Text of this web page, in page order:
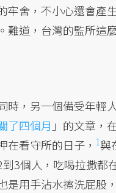
牢舍，不小心還會產
難道，台灣的監所這
時，另一個備受年輕
了四個月 」的文章，
在看守所的日子， 1與
3個人，吃喝拉撒
用手沾水擦洗屁股